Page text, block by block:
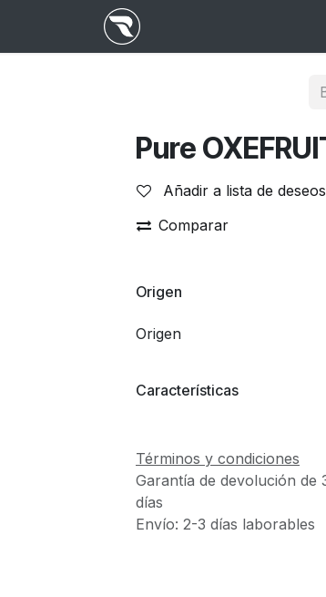
Pure
Añadir a lista de deseos
Comparar
Origen
Origen
Características
Términos y condiciones
Garantía de devolución de
días
Envío: 2-3 días laborables